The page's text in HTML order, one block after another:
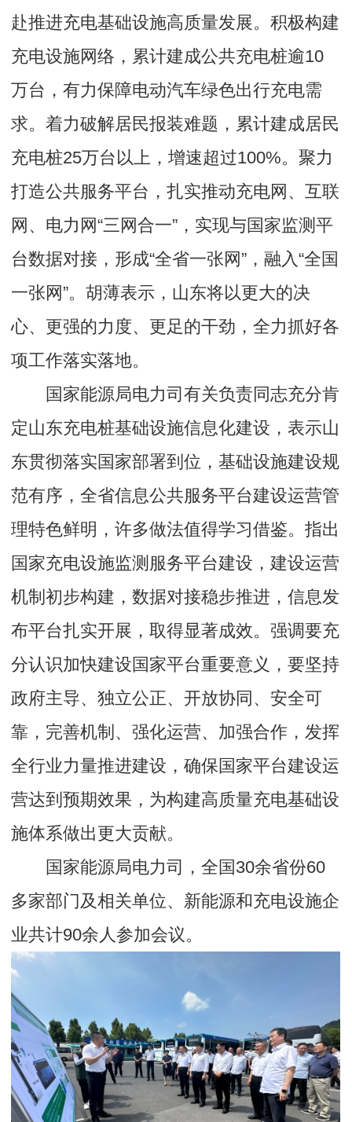
赴推进充电基础设施高质量发展。积极构建
充电设施网络，累计建成公共充电桩逾10
万台，有力保障电动汽车绿色出行充电需
求。着力破解居民报装难题，累计建成居民
充电桩25万台以上，增速超过100%。聚力
打造公共服务平台，扎实推动充电网、互联
网、电力网“三网合一”，实现与国家监测平
台数据对接，形成“全省一张网”，融入“全国
一张网”。胡薄表示，山东将以更大的决
心、更强的力度、更足的干劲，全力抓好各
项工作落实落地。
国家能源局电力司有关负责同志充分肯
定山东充电桩基础设施信息化建设，表示山
东贯彻落实国家部署到位，基础设施建设规
范有序，全省信息公共服务平台建设运营管
理特色鲜明，许多做法值得学习借鉴。指出
国家充电设施监测服务平台建设，建设运营
机制初步构建，数据对接稳步推进，信息发
布平台扎实开展，取得显著成效。强调要充
分认识加快建设国家平台重要意义，要坚持
政府主导、独立公正、开放协同、安全可
靠，完善机制、强化运营、加强合作，发挥
全行业力量推进建设，确保国家平台建设运
营达到预期效果，为构建高质量充电基础设
施体系做出更大贡献。
国家能源局电力司，全国30余省份60
多家部门及相关单位、新能源和充电设施企
业共计90余人参加会议。